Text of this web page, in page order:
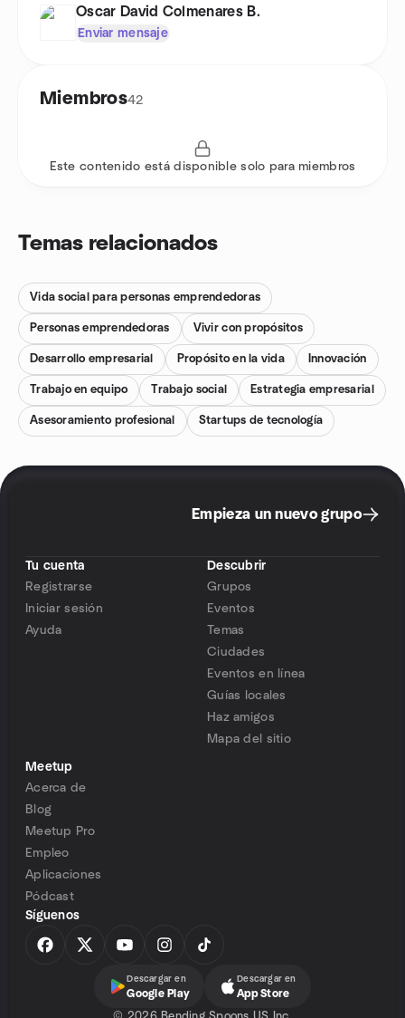
Oscar David Colmenares B.
Enviar mensaje
Miembros42
Este contenido está disponible solo para miembros
Temas relacionados
Vida social para personas emprendedoras
Personas emprendedoras Vivir con propósitos
Desarrollo empresarial Propósito en la vida Innovación
Trabajo en equipo Trabajo social Estrategia empresarial
Asesoramiento profesional Startups de tecnología
Empieza un nuevo grupo
Tu cuenta
Registrarse
Iniciar sesión
Ayuda
Descubrir
Grupos
Eventos
Temas
Ciudades
Eventos en línea
Guías locales
Haz amigos
Mapa del sitio
Meetup
Acerca de
Blog
Meetup Pro
Empleo
Aplicaciones
Pódcast
Síguenos
Descargar en
Google Play
Descargar en
App Store